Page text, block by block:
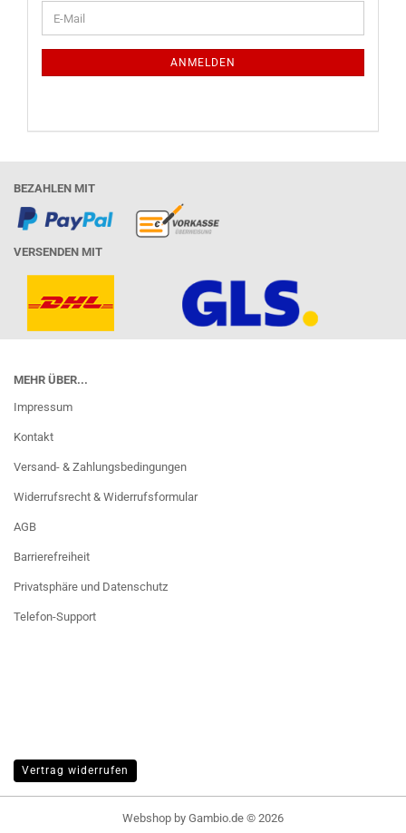
ZUR
E-
Mail
ANMELDEN
BEZAHLEN MIT
VERSENDEN MIT
MEHR ÜBER...
Impressum
Kontakt
Versand- & Zahlungsbedingungen
Widerrufsrecht & Widerrufsformular
AGB
Barrierefreiheit
Privatsphäre und Datenschutz
Telefon-Support
Vertrag widerrufen
Webshop by Gambio.de © 2026